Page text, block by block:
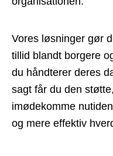
Vores løsninger gør
tillid blandt borgere
du håndterer deres
sagt får du den
imødekomme
og mere effektiv